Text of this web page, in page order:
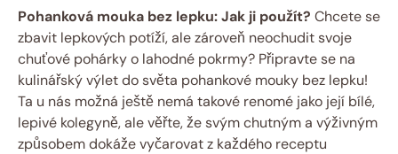
Pohanková ‍mouka bez lepku: Jak ji použít? Chcete se
zbavit lepkových potíží, ale zároveň neochudit svoje
chuťové pohárky o lahodné pokrmy? Připravte‍ se na
kulinářský výlet do ​světa pohankové‍ mouky ‌bez lepku!
Ta⁣ u nás možná ještě nemá takové⁢ renomé jako její bílé,
lepivé kolegyně, ale věřte, že svým chutným a výživným
způsobem dokáže vyčarovat z každého receptu